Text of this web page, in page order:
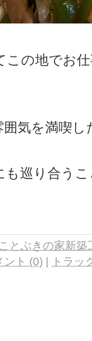
この地でお
気を満喫
も巡り合う
ことぶきの家新築
ント (0) | トラッ